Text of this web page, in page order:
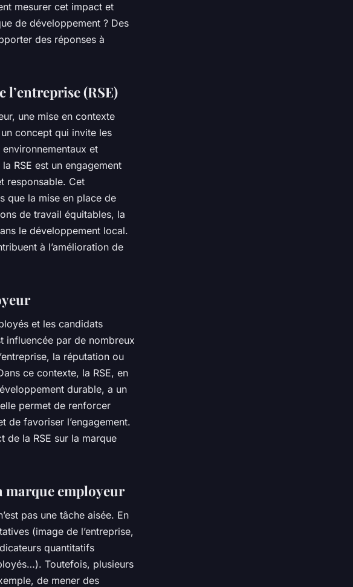
mesurer cet impact et
de développement ? Des
des réponses à
l’entreprise (RSE)
une mise en contexte
concept qui invite les
et
RSE est un engagement
responsable. Cet
que la mise en place de
de travail équitables, la
le développement local.
à l’amélioration de
et les candidats
influencée par de nombreux
la réputation ou
ce contexte, la RSE, en
durable, a un
permet de renforcer
de favoriser l’engagement.
de la RSE sur la marque
marque employeur
pas une tâche aisée. En
(image de l’entreprise,
quantitatifs
Toutefois, plusieurs
de mener des